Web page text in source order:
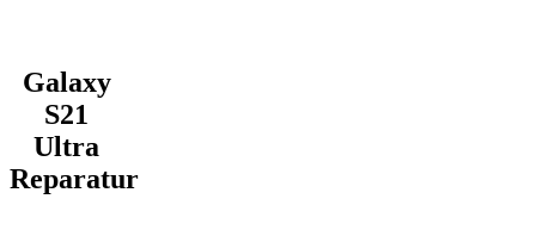
Galaxy
S21
Ultra
Reparatur